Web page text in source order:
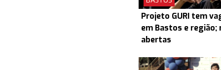
Projeto GURI tem
em Bastos e
abertas